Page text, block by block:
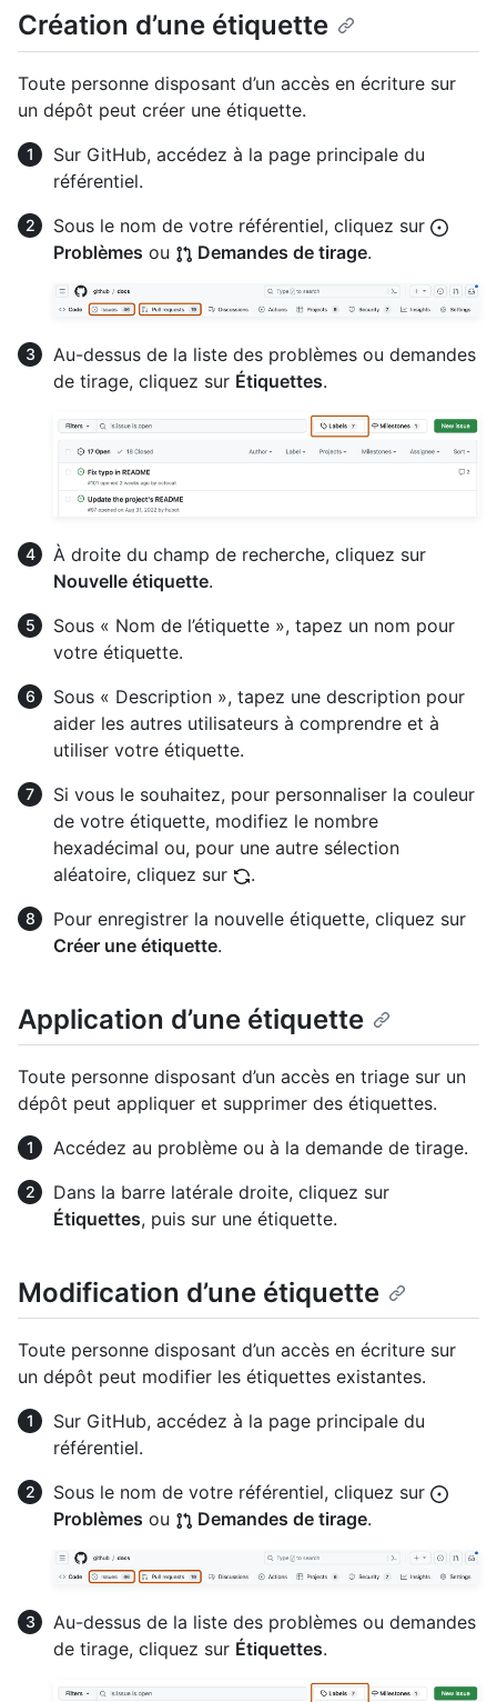
Création d’une étiquette
Toute personne disposant d’un accès en écriture sur
un dépôt peut créer une étiquette.
Sur GitHub, accédez à la page principale du
référentiel.
Sous le nom de votre référentiel, cliquez sur
Problèmes ou Demandes de tirage.
Au-dessus de la liste des problèmes ou demandes
de tirage, cliquez sur Étiquettes.
À droite du champ de recherche, cliquez sur
Nouvelle étiquette.
Sous « Nom de l’étiquette », tapez un nom pour
votre étiquette.
Sous « Description », tapez une description pour
aider les autres utilisateurs à comprendre et à
utiliser votre étiquette.
Si vous le souhaitez, pour personnaliser la couleur
de votre étiquette, modifiez le nombre
hexadécimal ou, pour une autre sélection
aléatoire, cliquez sur
.
Pour enregistrer la nouvelle étiquette, cliquez sur
Créer une étiquette.
Application d’une étiquette
Toute personne disposant d’un accès en triage sur un
dépôt peut appliquer et supprimer des étiquettes.
Accédez au problème ou à la demande de tirage.
Dans la barre latérale droite, cliquez sur
Étiquettes, puis sur une étiquette.
Modification d’une étiquette
Toute personne disposant d’un accès en écriture sur
un dépôt peut modifier les étiquettes existantes.
Sur GitHub, accédez à la page principale du
référentiel.
Sous le nom de votre référentiel, cliquez sur
Problèmes ou Demandes de tirage.
Au-dessus de la liste des problèmes ou demandes
de tirage, cliquez sur Étiquettes.